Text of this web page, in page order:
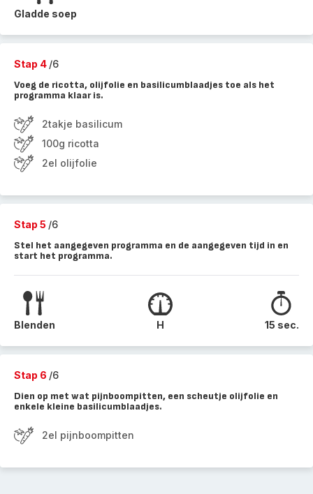
Gladde soep
Stap 4 /6
Voeg de ricotta, olijfolie en basilicumblaadjes toe als het
programma klaar is.
2takje basilicum
100g ricotta
2el olijfolie
Stap 5 /6
Stel het aangegeven programma en de aangegeven tijd in en
start het programma.
Blenden H 15 sec.
Stap 6 /6
Dien op met wat pijnboompitten, een scheutje olijfolie en
enkele kleine basilicumblaadjes.
2el pijnboompitten